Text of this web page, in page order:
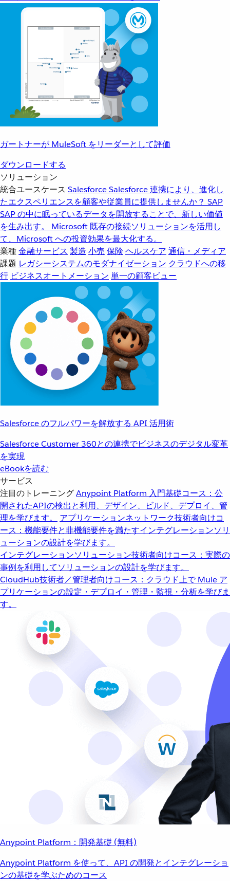
ガートナーが MuleSoft をリーダーとして評価
ダウンロードする
ソリューション
統合ユースケース SalesforceSalesforce 連携により、進化し
たエクスペリエンスを顧客や従業員に提供しませんか？ SAP
SAP の中に眠っているデータを開放することで、新しい価値
を生み出す。
Microsoft 既存の接続ソリューションを活用し
て、Microsoft への投資効果を最大化する。
業種金融サービス 製造 小売 保険 ヘルスケア 通信・メディア
課題 レガシーシステムのモダナイゼーション クラウドへの移
行 ビジネスオートメーション 単一の顧客ビュー
Salesforce のフルパワーを解放する API 活用術
Salesforce Customer 360との連携でビジネスのデジタル変革
を実現
eBookを読む
サービス
注目のトレーニングAnypoint Platform 入門基礎コース：公
開されたAPIの検出と利用、デザイン、ビルド、デプロイ、管
理を学びます。
アプリケーションネットワーク技術者向けコ
ース：機能要件と非機能要件を満たすインテグレーションソリ
ューションの設計を学びます。
インテグレーションソリューション技術者向けコース：実際の
事例を利用してソリューションの設計を学びます。
CloudHub技術者／管理者向けコース：クラウド上で Mule ア
プリケーションの設定・デプロイ・管理・監視・分析を学びま
す。
Anypoint Platform：開発基礎 (無料)
Anypoint Platform を使って、API の開発とインテグレーショ
ンの基礎を学ぶためのコース